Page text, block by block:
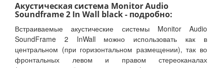
Акустическая система Monitor Audio
Soundframe 2 In Wall black - подробно:
Встраиваемые акустические системы Monitor Audio
SoundFrame 2 InWall можно использовать как в
центральном (при горизонтальном размещении), так во
фронтальных левом и правом стереоканалах